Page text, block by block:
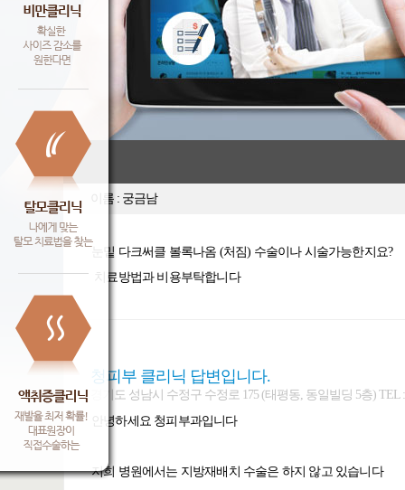
피부질환치료
백옥
신데
슈
셀렉
이름 : 궁금남
눈밑 다크써클 볼록나옴 (처짐) 수술이나 시술가능한지요?
치료방법과 비용부탁합니다
청피부 클리닉 답변입니다.
경기도 성남시 수정구 수정로 175 (태평동, 동일빌딩 5층) TEL :
안녕하세요 청피부과입니다
저희 병원에서는 지방재배치 수술은 하지 않고 있습니다